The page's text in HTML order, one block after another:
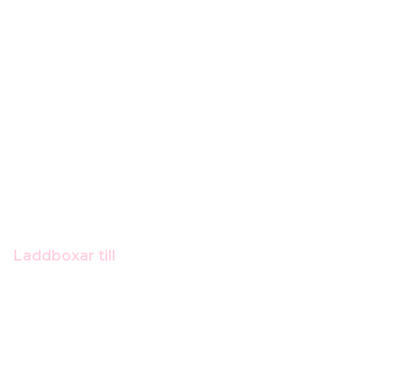
Laddboxar till